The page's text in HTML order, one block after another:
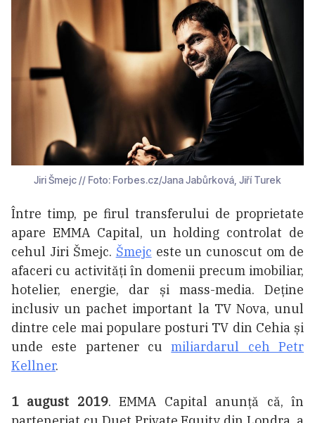
Jiri Šmejc // Foto: Forbes.cz/Jana Jabůrková, Jiří Turek
Între timp, pe firul transferului de proprietate
apare EMMA Capital, un holding controlat de
cehul Jiri Šmejc. Šmejc este un cunoscut om de
afaceri cu activități în domenii precum imobiliar,
hotelier, energie, dar și mass-media. Deține
inclusiv un pachet important la TV Nova, unul
dintre cele mai populare posturi TV din Cehia și
unde este partener cumiliardarul ceh Petr
Kellner.
1 august 2019. EMMA Capital anunță că, în